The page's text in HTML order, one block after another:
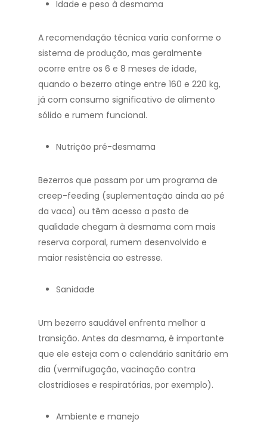
Idade e peso à desmama
A recomendação técnica varia conforme o
sistema de produção, mas geralmente
ocorre entre os 6 e 8 meses de idade,
quando o bezerro atinge entre 160 e 220 kg,
já com consumo significativo de alimento
sólido e rumem funcional.
Nutrição pré-desmama
Bezerros que passam por um programa de
creep-feeding (suplementação ainda ao pé
da vaca) ou têm acesso a pasto de
qualidade chegam à desmama com mais
reserva corporal, rumem desenvolvido e
maior resistência ao estresse.
Sanidade
Um bezerro saudável enfrenta melhor a
transição. Antes da desmama, é importante
que ele esteja com o calendário sanitário em
dia (vermifugação, vacinação contra
clostridioses e respiratórias, por exemplo).
Ambiente e manejo